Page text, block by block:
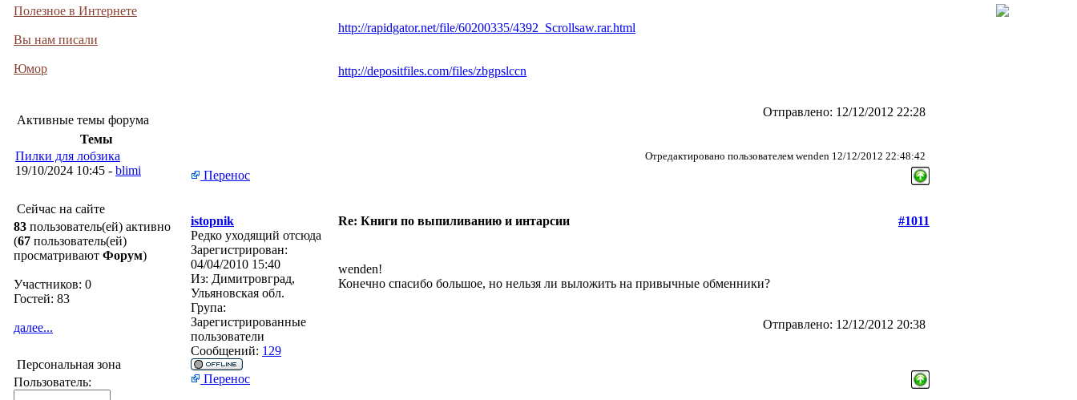
Полезное в Интернете
Вы нам писали
Юмор
Активные темы форума
Темы
Пилки для лобзика
19/10/2024 10:45 - blimi
Сейчас на сайте
83 пользователь(ей) активно
(67 пользователь(ей)
просматривают Форум)
Участников: 0
Гостей: 83
далее...
Персональная зона
Пользователь:
http://rapidgator.net/file/60200335/4392_Scrollsaw.rar.html
http://depositfiles.com/files/zbgpslccn
Отправлено: 12/12/2012 22:28
Отредактировано пользователем wenden 12/12/2012 22:48:42
Перенос
istopnik Re: Книги по выпиливанию и интарсии
#1011
Редко уходящий отсюда
Зарегистрирован:
04/04/2010 15:40
Из: Димитровград,
Ульяновская обл.
Група:
Зарегистрированные
пользователи
Сообщений: 129
wenden!
Конечно спасибо большое, но нельзя ли выложить на привычные обменники?
Отправлено: 12/12/2012 20:38
Перенос